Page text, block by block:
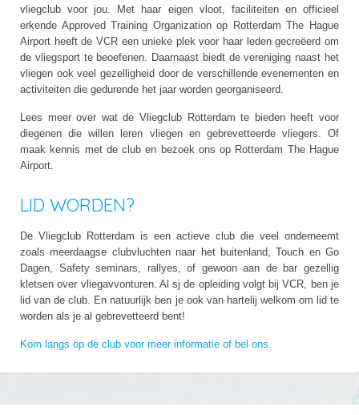
vliegclub voor jou. Met haar eigen vloot, faciliteiten en officieel
erkende Approved Training Organization op Rotterdam The Hague
Airport heeft de VCR een unieke plek voor haar leden gecreëerd om
de vliegsport te beoefenen. Daarnaast biedt de vereniging naast het
vliegen ook veel gezelligheid door de verschillende evenementen en
activiteiten die gedurende het jaar worden georganiseerd.
Lees meer over wat de Vliegclub Rotterdam te bieden heeft voor
diegenen die willen leren vliegen en gebrevetteerde vliegers. Of
maak kennis met de club en bezoek ons op Rotterdam The Hague
Airport.
LID WORDEN?
De Vliegclub Rotterdam is een actieve club die veel onderneemt
zoals meerdaagse clubvluchten naar het buitenland, Touch en Go
Dagen, Safety seminars, rallyes, of gewoon aan de bar gezellig
kletsen over vliegavvonturen. Al sj de opleiding volgt bij VCR, ben je
lid van de club. En natuurlijk ben je ook van hartelij welkom om lid te
worden als je al gebrevetteerd bent!
Kom langs op de club voor meer informatie of bel ons.